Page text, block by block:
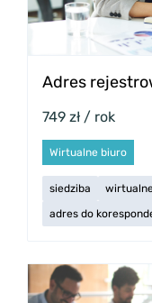
Adres
749 zł / rok
Wirtualne biuro
siedziba
adres do